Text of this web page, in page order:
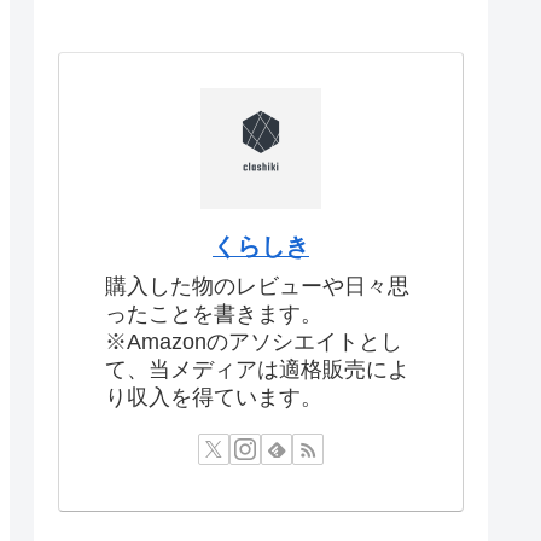
くらしき
購入した物のレビューや日々思
ったことを書きます。
※Amazonのアソシエイトとし
て、当メディアは適格販売によ
り収入を得ています。